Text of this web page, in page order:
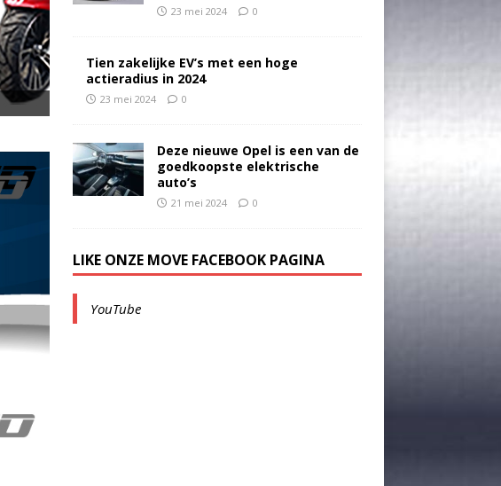
23 mei 2024 0
Tien zakelijke EV’s met een hoge
actieradius in 2024
23 mei 2024 0
Deze nieuwe Opel is een van de
goedkoopste elektrische
auto’s
21 mei 2024 0
LIKE ONZE MOVE FACEBOOK PAGINA
YouTube